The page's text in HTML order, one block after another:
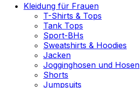
Kleidung für Frauen
T-Shirts & Tops
Tank Tops
Sport-BHs
Sweatshirts & Hoodies
Jacken
Jogginghosen und Hosen
Shorts
Jumpsuits